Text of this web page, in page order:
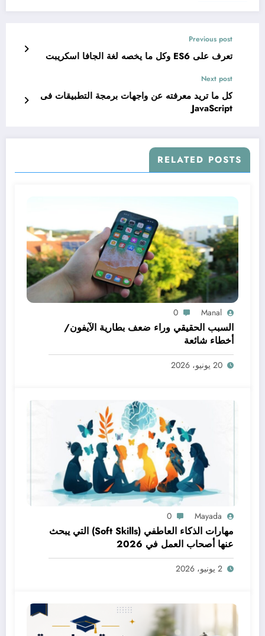
Previous post
تعرف على ES6 وكل ما يخصه لغة الجافا اسكريبت
Next post
كل ما تريد معرفته عن واجهات برمجة التطبيقات فى
JavaScript
RELATED POSTS
Manal
0
السبب الحقيقي وراء ضعف بطارية الآيفون/
أخطاء شائعة
20 يونيو، 2026
Mayada
0
مهارات الذكاء العاطفي (Soft Skills) التي يبحث
عنها أصحاب العمل في 2026
2 يونيو، 2026